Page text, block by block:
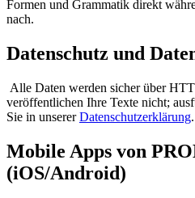
Formen und Grammatik direkt
nach.
Datenschutz und
Alle Daten werden sicher über
veröffentlichen Ihre Texte nicht;
Sie in unsererDatenschutzerklärung.
Mobile Apps von
(iOS/Android)